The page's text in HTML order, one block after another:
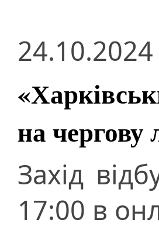
24.10.2024
на
Захід
17:00 в